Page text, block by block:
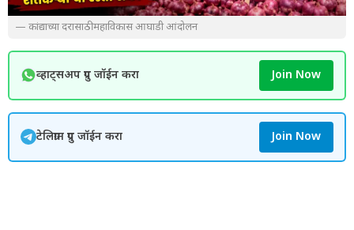
— कांद्याच्या दरासाठी महाविकास आघाडी आंदोलन
व्हाट्सअप ग्रुप जॉईन करा Join Now
टेलिग्राम ग्रुप जॉईन करा Join Now